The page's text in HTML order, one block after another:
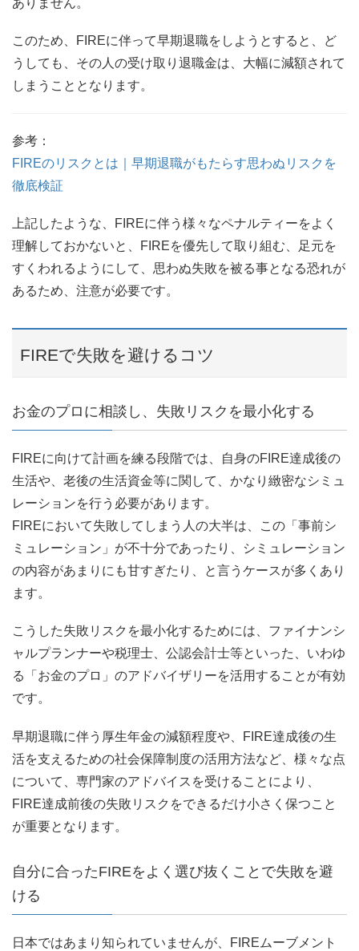
このため、FIREに伴って早期退職をしようとすると、ど
うしても、その人の受け取り退職金は、大幅に減額されて
しまうこととなります。
参考：
FIREのリスクとは｜早期退職がもたらす思わぬリスクを
徹底検証
上記したような、FIREに伴う様々なペナルティーをよく
理解しておかないと、FIREを優先して取り組む、足元を
すくわれるようにして、思わぬ失敗を被る事となる恐れが
あるため、注意が必要です。
FIREで失敗を避けるコツ
お金のプロに相談し、失敗リスクを最小化する
FIREに向けて計画を練る段階では、自身のFIRE達成後の
生活や、老後の生活資金等に関して、かなり緻密なシミュ
レーションを行う必要があります。
FIREにおいて失敗してしまう人の大半は、この「事前シ
ミュレーション」が不十分であったり、シミュレーション
の内容があまりにも甘すぎたり、と言うケースが多くあり
ます。
こうした失敗リスクを最小化するためには、ファイナンシ
ャルプランナーや税理士、公認会計士等といった、いわゆ
る「お金のプロ」のアドバイザリーを活用することが有効
です。
早期退職に伴う厚生年金の減額程度や、FIRE達成後の生
活を支えるための社会保障制度の活用方法など、様々な点
について、専門家のアドバイスを受けることにより、
FIRE達成前後の失敗リスクをできるだけ小さく保つこと
が重要となります。
自分に合ったFIREをよく選び抜くことで失敗を避
ける
日本ではあまり知られていませんが、FIREムーブメント